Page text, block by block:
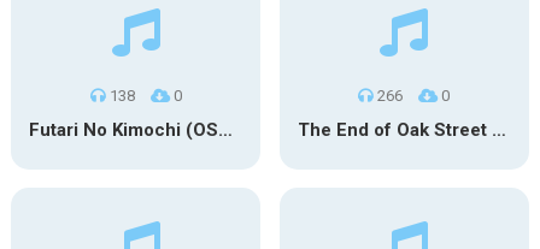
138 0
Futari No Kimochi (OST Inuyasha)
266 0
The End of Oak Street Trailer